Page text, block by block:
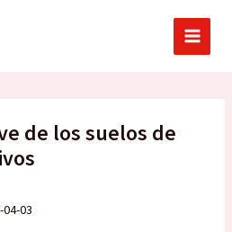
de los suelos de
04-03